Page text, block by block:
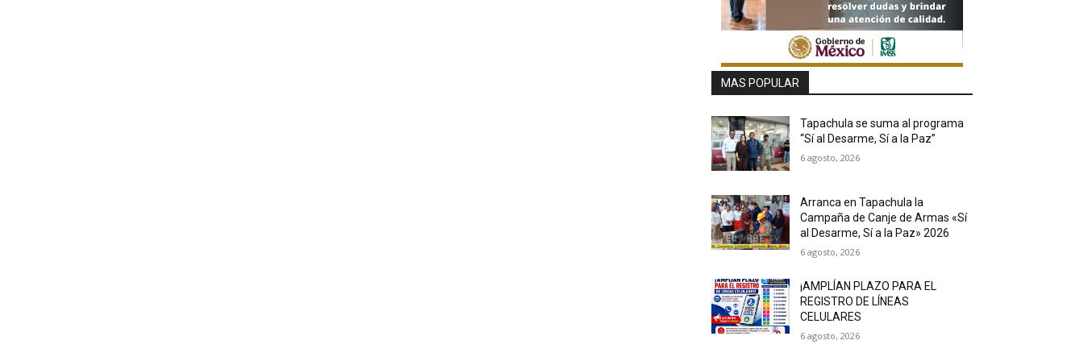
MAS POPULAR
Tapachula se suma al programa
“Sí al Desarme, Sí a la Paz”
6 agosto, 2026
Arranca en Tapachula la
Campaña de Canje de Armas «Sí
al Desarme, Sí a la Paz» 2026
6 agosto, 2026
¡AMPLÍAN PLAZO PARA EL
REGISTRO DE LÍNEAS
CELULARES
6 agosto, 2026